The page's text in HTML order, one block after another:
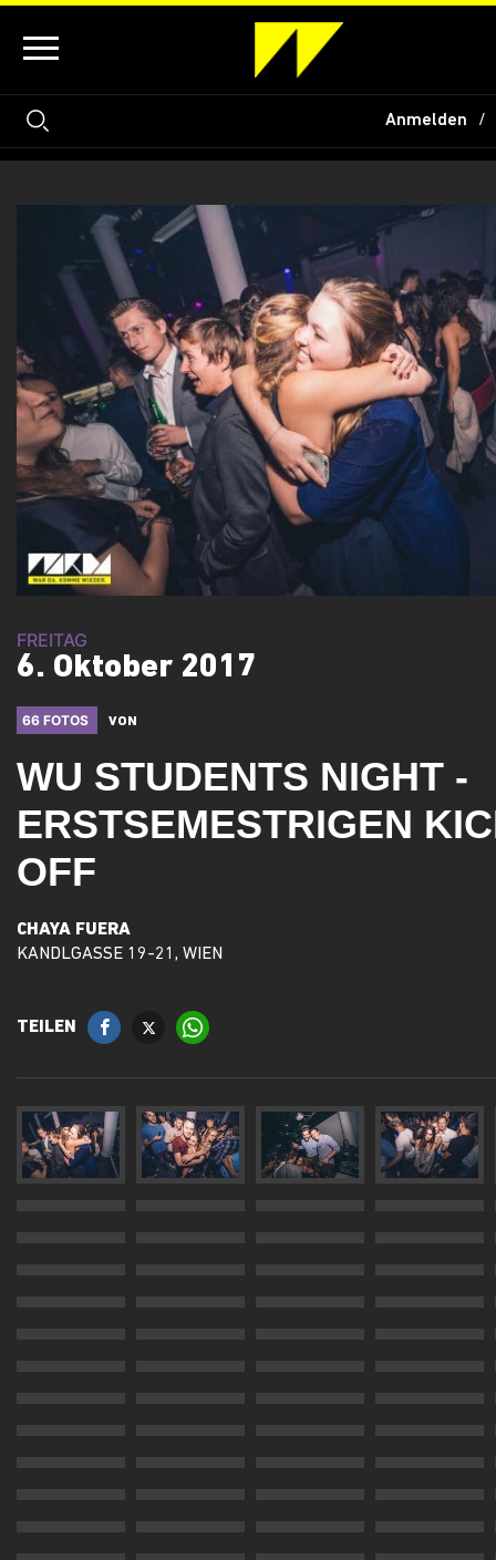
Anmelden
FREITAG
6. Oktober 2017
66 FOTOS VON
WU STUDENTS NIGHT -
ERSTSEMESTRIGEN
OFF
CHAYA FUERA
KANDLGASSE 19-21, WIEN
TEILEN